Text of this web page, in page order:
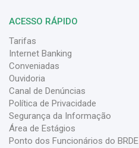
ACESSO RÁPIDO
Tarifas
Internet Banking
Conveniadas
Ouvidoria
Canal de Denúncias
Política de Privacidade
Segurança da Informação
Área de Estágios
Ponto dos Funcionários do BRDE